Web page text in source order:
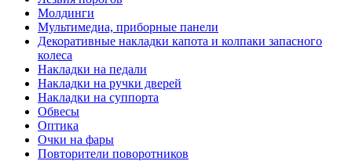
Молдинги
Мультимедиа, приборные панели
Декоративные накладки капота и колпаки запасного
колеса
Накладки на педали
Накладки на ручки дверей
Накладки на суппорта
Обвесы
Оптика
Очки на фары
Повторители поворотников